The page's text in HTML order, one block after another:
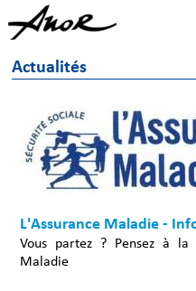
Actualités
L'Assurance Maladie -
Vous partez ? Pensez à la
Maladie